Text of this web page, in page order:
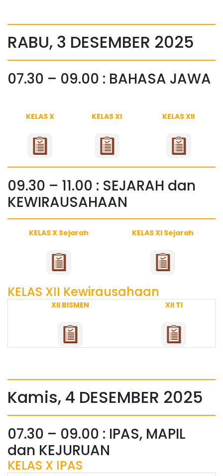
RABU, 3 DESEMBER 2025
07.30 – 09.00 : BAHASA JAWA
KELAS X KELAS XI KELAS XII
09.30 – 11.00 : SEJARAH dan
KEWIRAUSAHAAN
KELAS X Sejarah KELAS XI Sejarah
KELAS XII Kewirausahaan
XII BISMEN XII TI
Kamis, 4 DESEMBER 2025
07.30 – 09.00 : IPAS, MAPIL
dan KEJURUAN
KELAS X IPAS